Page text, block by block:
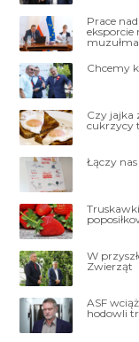
Prace
eksporcie
Chcemy
Czy jajka
cukrzycy
Łączy
W
Zwierząt
ASF
hodowli